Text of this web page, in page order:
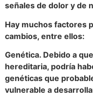
señales de dolor y de
Hay muchos factores
cambios, entre ellos:
Genética. Debido a
hereditaria, podría
genéticas que
vulnerable a